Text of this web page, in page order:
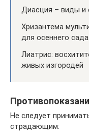
Диасция – виды и
Хризантема
для осеннего сада
Лиатрис:
живых изгородей
Не следует
страдающим: